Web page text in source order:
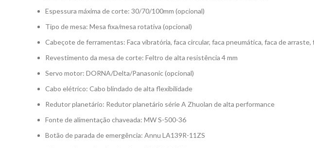
Espessura máxima de corte: 30/70/100mm (opcional)
Tipo de mesa: Mesa fixa/mesa rotativa (opcional)
Cabeçote de ferramentas: Faca vibratória, faca circular, faca pneumática, faca de
Revestimento da mesa de corte: Feltro de alta resistência 4 mm
Servo motor: DORNA/Delta/Panasonic (opcional)
Cabo elétrico: Cabo blindado de alta flexibilidade
Redutor planetário: Redutor planetário série A Zhuolan de alta performance
Fonte de alimentação chaveada: MW S-500-36
Botão de parada de emergência: Annu LA139R-11ZS